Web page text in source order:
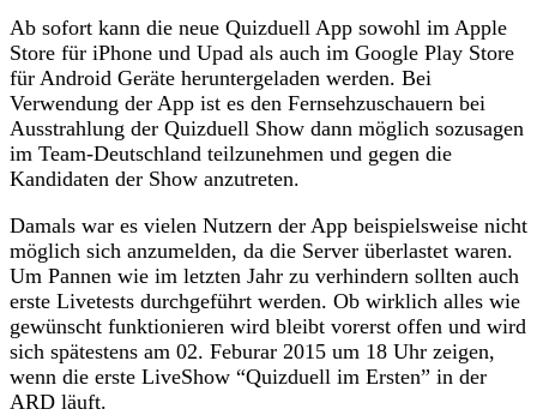
Ab sofort kann die neue Quizduell App sowohl im Apple
Store für iPhone und Upad als auch im Google Play Store
für Android Geräte heruntergeladen werden. Bei
Verwendung der App ist es den Fernsehzuschauern bei
Ausstrahlung der Quizduell Show dann möglich sozusagen
im Team-Deutschland teilzunehmen und gegen die
Kandidaten der Show anzutreten.
Damals war es vielen Nutzern der App beispielsweise nicht
möglich sich anzumelden, da die Server überlastet waren.
Um Pannen wie im letzten Jahr zu verhindern sollten auch
erste Livetests durchgeführt werden. Ob wirklich alles wie
gewünscht funktionieren wird bleibt vorerst offen und wird
sich spätestens am 02. Feburar 2015 um 18 Uhr zeigen,
wenn die erste LiveShow “Quizduell im Ersten” in der
ARD läuft.